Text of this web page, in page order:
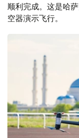
顺利完成。这是哈
空器演示飞行。